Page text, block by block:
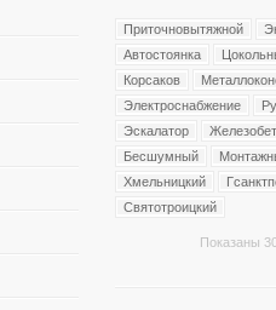
Приточновытяжной
Автостоянка
Корсаков
Электроснабжение
Эскалатор
Бесшумный
Хмельницкий
Святотроицкий
Показаны